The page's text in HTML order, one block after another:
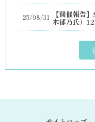
25/08/31
【開催報告
木郁乃氏）